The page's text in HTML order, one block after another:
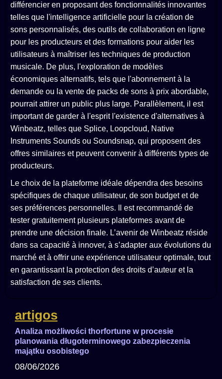
différencier en proposant des fonctionnalités innovantes
telles que l'intelligence artificielle pour la création de
sons personnalisés, des outils de collaboration en ligne
pour les producteurs et des formations pour aider les
utilisateurs à maîtriser les techniques de production
musicale. De plus, l'exploration de modèles
économiques alternatifs, tels que l'abonnement à la
demande ou la vente de packs de sons à prix abordable,
pourrait attirer un public plus large. Parallèlement, il est
important de garder à l'esprit l'existence d'alternatives à
Winbeatz, telles que Splice, Loopcloud, Native
Instruments Sounds ou Soundsnap, qui proposent des
offres similaires et peuvent convenir à différents types de
producteurs.
Le choix de la plateforme idéale dépendra des besoins
spécifiques de chaque utilisateur, de son budget et de
ses préférences personnelles. Il est recommandé de
tester gratuitement plusieurs plateformes avant de
prendre une décision finale. L’avenir de Winbeatz réside
dans sa capacité à innover, à s’adapter aux évolutions du
marché et à offrir une expérience utilisateur optimale, tout
en garantissant la protection des droits d’auteur et la
satisfaction de ses clients.
artigos
Analiza możliwości thorfortune w procesie
planowania długoterminowego zabezpieczenia
majątku osobistego
08/06/2026